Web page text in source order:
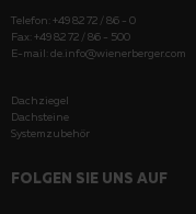
Telefon: +49 82 72 / 86 - 0
Fax: +49 82 72 / 86 - 500
E-mail: de.info@wienerberger.com
Dachziegel
Dachsteine
Systemzubehör
FOLGEN SIE UNS AUF